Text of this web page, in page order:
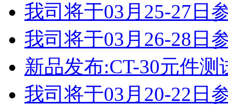
我司将于03月25-27日
我司将于03月26-28日
新品发布:CT-30元件测
我司将于03月20-22日